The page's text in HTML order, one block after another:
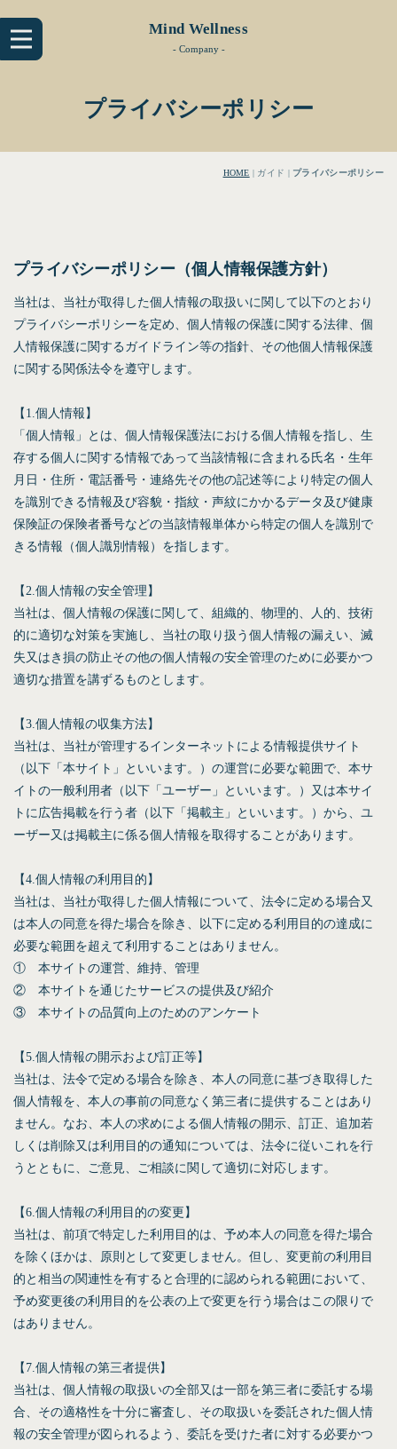
Mind Wellness
- Company -
プライバシーポリシー
HOME | ガイド | プライバシーポリシー
プライバシーポリシー（個人情報保護方針）
当社は、当社が取得した個人情報の取扱いに関して以下のとおり
プライバシーポリシーを定め、個人情報の保護に関する法律、個
人情報保護に関するガイドライン等の指針、その他個人情報保護
に関する関係法令を遵守します。
【1.個人情報】
「個人情報」とは、個人情報保護法における個人情報を指し、生
存する個人に関する情報であって当該情報に含まれる氏名・生年
月日・住所・電話番号・連絡先その他の記述等により特定の個人
を識別できる情報及び容貌・指紋・声紋にかかるデータ及び健康
保険証の保険者番号などの当該情報単体から特定の個人を識別で
きる情報（個人識別情報）を指します。
【2.個人情報の安全管理】
当社は、個人情報の保護に関して、組織的、物理的、人的、技術
的に適切な対策を実施し、当社の取り扱う個人情報の漏えい、滅
失又はき損の防止その他の個人情報の安全管理のために必要かつ
適切な措置を講ずるものとします。
【3.個人情報の収集方法】
当社は、当社が管理するインターネットによる情報提供サイト
（以下「本サイト」といいます。）の運営に必要な範囲で、本サ
イトの一般利用者（以下「ユーザー」といいます。）又は本サイ
トに広告掲載を行う者（以下「掲載主」といいます。）から、ユ
ーザー又は掲載主に係る個人情報を取得することがあります。
【4.個人情報の利用目的】
当社は、当社が取得した個人情報について、法令に定める場合又
は本人の同意を得た場合を除き、以下に定める利用目的の達成に
必要な範囲を超えて利用することはありません。
① 本サイトの運営、維持、管理
② 本サイトを通じたサービスの提供及び紹介
③ 本サイトの品質向上のためのアンケート
【5.個人情報の開示および訂正等】
当社は、法令で定める場合を除き、本人の同意に基づき取得した
個人情報を、本人の事前の同意なく第三者に提供することはあり
ません。なお、本人の求めによる個人情報の開示、訂正、追加若
しくは削除又は利用目的の通知については、法令に従いこれを行
うとともに、ご意見、ご相談に関して適切に対応します。
【6.個人情報の利用目的の変更】
当社は、前項で特定した利用目的は、予め本人の同意を得た場合
を除くほかは、原則として変更しません。但し、変更前の利用目
的と相当の関連性を有すると合理的に認められる範囲において、
予め変更後の利用目的を公表の上で変更を行う場合はこの限りで
はありません。
【7.個人情報の第三者提供】
当社は、個人情報の取扱いの全部又は一部を第三者に委託する場
合、その適格性を十分に審査し、その取扱いを委託された個人情
報の安全管理が図られるよう、委託を受けた者に対する必要かつ